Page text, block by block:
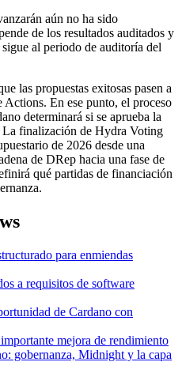
aún no ha sido
de los resultados auditados y
al periodo de auditoría del
las propuestas exitosas pasen a
En ese punto, el proceso
determinará si se aprueba la
finalización de Hydra Voting
de 2026 desde una
de DRep hacia una fase de
qué partidas de financiación
para enmiendas
a requisitos de software
de Cardano con
mejora de rendimiento
gobernanza, Midnight y la capa